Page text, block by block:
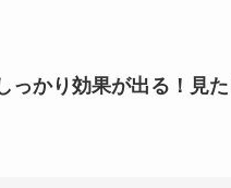
っかり効果が出る！見